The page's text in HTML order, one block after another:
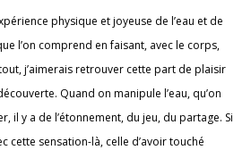
physique et joyeuse de l’eau et de
l’on comprend en faisant, avec le corps,
j’aimerais retrouver cette part de plaisir
Quand on manipule l’eau, qu’on
il y a de l’étonnement, du jeu, du partage. Si
cette sensation-là, celle d’avoir touché